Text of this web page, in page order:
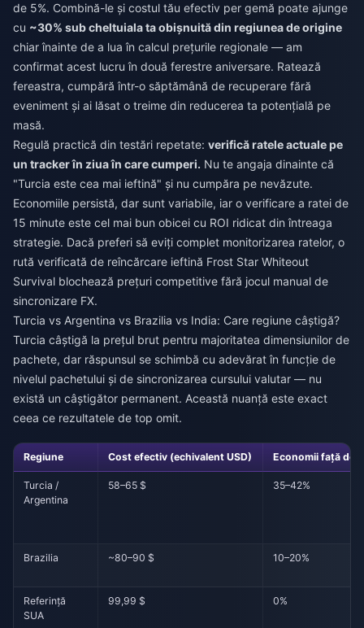
de 5%. Combină-le și costul tău efectiv per gemă poate ajunge
cu ~30% sub cheltuiala ta obișnuită din regiunea de origine
chiar înainte de a lua în calcul prețurile regionale — am
confirmat acest lucru în două ferestre aniversare. Ratează
fereastra, cumpără într-o săptămână de recuperare fără
eveniment și ai lăsat o treime din reducerea ta potențială pe
masă.
Regulă practică din testări repetate: verifică ratele actuale pe
un tracker în ziua în care cumperi. Nu te angaja dinainte că
"Turcia este cea mai ieftină" și nu cumpăra pe nevăzute.
Economiile persistă, dar sunt variabile, iar o verificare a ratei de
15 minute este cel mai bun obicei cu ROI ridicat din întreaga
strategie. Dacă preferi să eviți complet monitorizarea ratelor, o
rută verificată de reîncărcare ieftină Frost Star Whiteout
Survival blochează prețuri competitive fără jocul manual de
sincronizare FX.
Turcia vs Argentina vs Brazilia vs India: Care regiune câștigă?
Turcia câștigă la prețul brut pentru majoritatea dimensiunilor de
pachete, dar răspunsul se schimbă cu adevărat în funcție de
nivelul pachetului și de sincronizarea cursului valutar — nu
există un câștigător permanent. Această nuanță este exact
ceea ce rezultatele de top omit.
Regiune Cost efectiv (echivalent USD) Economii față de
Turcia /
Argentina
58–65 $ 35–42%
Brazilia ~80–90 $ 10–20%
Referință
SUA
99,99 $ 0%